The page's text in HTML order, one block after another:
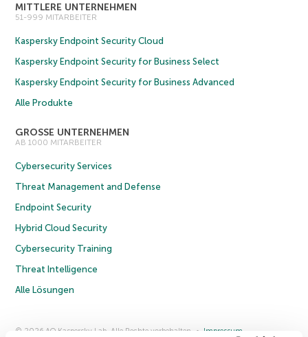
MITTLERE UNTERNEHMEN
51-999 MITARBEITER
Kaspersky Endpoint Security Cloud
Kaspersky Endpoint Security for Business Select
Kaspersky Endpoint Security for Business Advanced
Alle Produkte
GROSSE UNTERNEHMEN
AB 1000 MITARBEITER
Cybersecurity Services
Threat Management and Defense
Endpoint Security
Hybrid Cloud Security
Cybersecurity Training
Threat Intelligence
Alle Lösungen
© 2026 AO Kaspersky Lab. Alle Rechte vorbehalten. Impressum